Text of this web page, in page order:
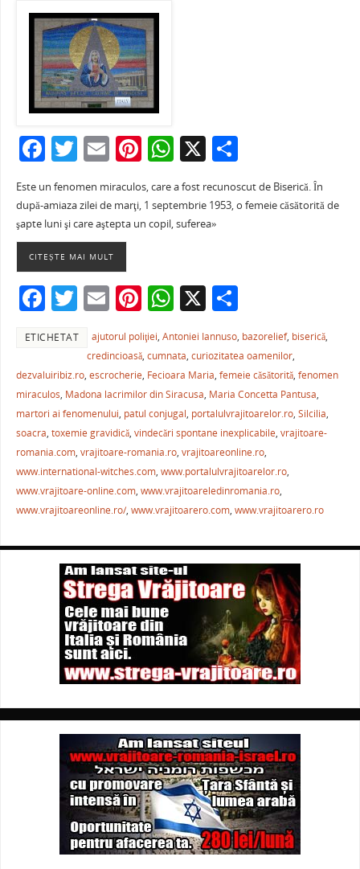
F
a
c
e
b
o
o
k
T
itt
er
E
m
ai
l
Pi
er
e
W
h
at
s
p
p
X P
ta
ză
Este un fenomen miraculos, care a fost recunoscut de Biserică. În
după-amiaza zilei de marţi, 1 septembrie 1953, o femeie căsătorită de
şapte luni şi care aştepta un copil, suferea»
CITEȘTE MAI MULT
F
c
e
b
o
o
k
T
itt
er
E
m
ai
l
Pi
nt
er
e
st
W
at
s
A
p
p
X P
ar
ta
je
a
ză
ETICHETAT ajutorul poliţiei,Antoniei Iannuso, bazorelief, biserică,
credincioasă,cumnata,curiozitatea oamenilor,
dezvaluiribiz.ro, escrocherie, Fecioara Maria, femeie căsătorită, fenomen
miraculos, Madona lacrimilor din Siracusa, Maria Concetta Pantusa,
martori ai fenomenului, patul conjugal, portalulvrajitoarelor.ro, Silcilia,
soacra, toxemie gravidică, vindecări spontane inexplicabile, vrajitoare-
romania.com, vrajitoare-romania.ro, vrajitoareonline.ro,
www.international-witches.com, www.portalulvrajitoarelor.ro,
www.vrajitoare-online.com, www.vrajitoareledinromania.ro,
www.vrajitoareonline.ro/, www.vrajitoarero.com, www.vrajitoarero.ro